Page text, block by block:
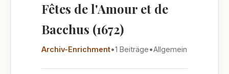
Fêtes de l'Amour et de
Bacchus (1672)
Archiv-Enrichment•1 Beiträge•Allgemein